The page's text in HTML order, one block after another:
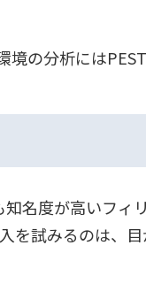
の分析にはPEST
名度が高いフィ
を試みるのは、